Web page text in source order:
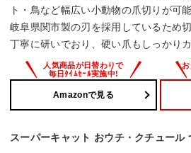
ト・鳥など幅広い小動物の爪切りが可
岐阜県関市製の刃を採用しているため
丁寧に研いでおり、硬い爪もしっかり
Amazonで見る
スーパーキャット おウチ・クチュール